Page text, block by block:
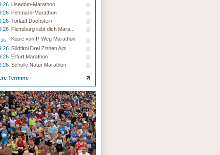
Usedom-Marathon
Fehmarn-Marathon
Torlauf Dachstein
Flensburg liebt dich Mara...
Kopie von P-Weg Marathon
Südtirol Drei Zinnen Alpi...
Erfurt Marathon
Scholle Natur Marathon
Termine